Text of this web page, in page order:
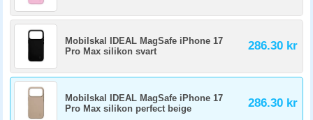
Mobilskal IDEAL MagSafe iPhone 17
Pro Max silikon svart
286.30 kr
Mobilskal IDEAL MagSafe iPhone 17
Pro Max silikon perfect beige
286.30 kr